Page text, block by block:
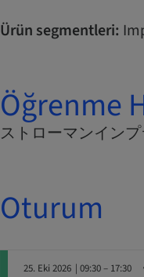
Ürün segmentleri:
Öğrenme
ストローマンイン
Oturum
25. Eki 2026 | 09:30 – 17:30